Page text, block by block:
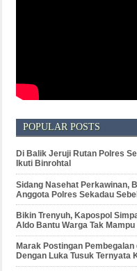
POPULAR POSTS
Di Balik Jeruji Rutan Polres
Ikuti Binrohtal
Sidang Nasehat Perkawinan,
Anggota Polres Sekadau
Bikin Trenyuh, Kapospol
Aldo Bantu Warga Tak
Marak Postingan
Dengan Luka Tusuk Ternyata